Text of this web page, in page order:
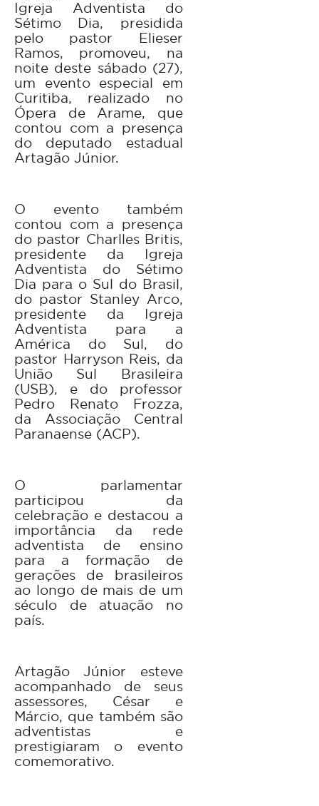
Igreja Adventista do
Sétimo Dia, presidida
pelo pastor Elieser
Ramos, promoveu, na
noite deste sábado (27),
um evento especial em
Curitiba, realizado no
Ópera de Arame, que
contou com a presença
do deputado estadual
Artagão Júnior.
O evento também
contou com a presença
do pastor Charlles Britis,
presidente da Igreja
Adventista do Sétimo
Dia para o Sul do Brasil,
do pastor Stanley Arco,
presidente da Igreja
Adventista para a
América do Sul, do
pastor Harryson Reis, da
União Sul Brasileira
(USB), e do professor
Pedro Renato Frozza,
da Associação Central
Paranaense (ACP).
O parlamentar
participou da
celebração e destacou a
importância da rede
adventista de ensino
para a formação de
gerações de brasileiros
ao longo de mais de um
século de atuação no
país.
Artagão Júnior esteve
acompanhado de seus
assessores, César e
Márcio, que também são
adventistas e
prestigiaram o evento
comemorativo.